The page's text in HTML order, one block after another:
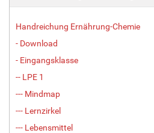
Handreichung Ernährung-Chemie
- Download
- Eingangsklasse
-- LPE 1
--- Mindmap
--- Lernzirkel
--- Lebensmittel